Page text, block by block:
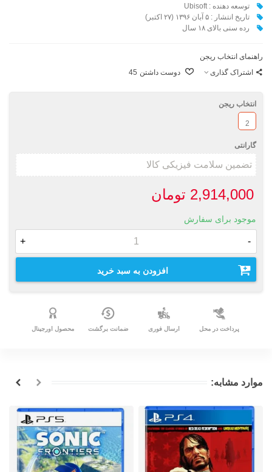
توسعه دهنده : Ubisoft
تاریخ انتشار : ۵ آبان ۱۳۹۶ (۲۷ اکتبر)
رده سنی بالای ۱۸ سال
راهنمای انتخاب ریجن
اشتراک گذاری
دوست داشتن 45
انتخاب ریجن
2
گارانتی
2,914,000 تومان
موجود برای سفارش
-
+
افزودن به سبد خرید
پرداخت در محل ارسال فوری ضمانت برگشت محصول اورجینال
موارد مشابه: